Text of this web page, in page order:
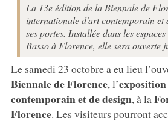
La 13e édition de la Biennale de
internationale d'art contemporain et
ses portes. Installée dans les
Basso à Florence, elle sera ouverte
Le samedi 23 octobre a eu lieu
Biennale de Florence, l’
contemporain et de design, à la
Florence. Les visiteurs pourront